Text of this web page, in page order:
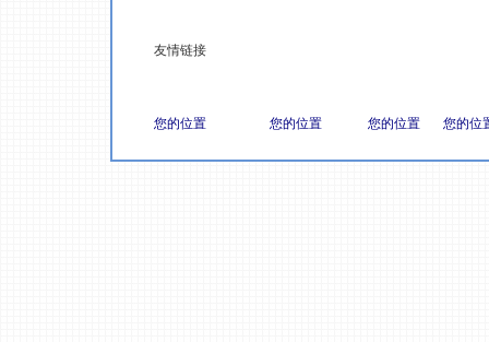
友情链接
您的位置 您的位置 您的位置 您的位